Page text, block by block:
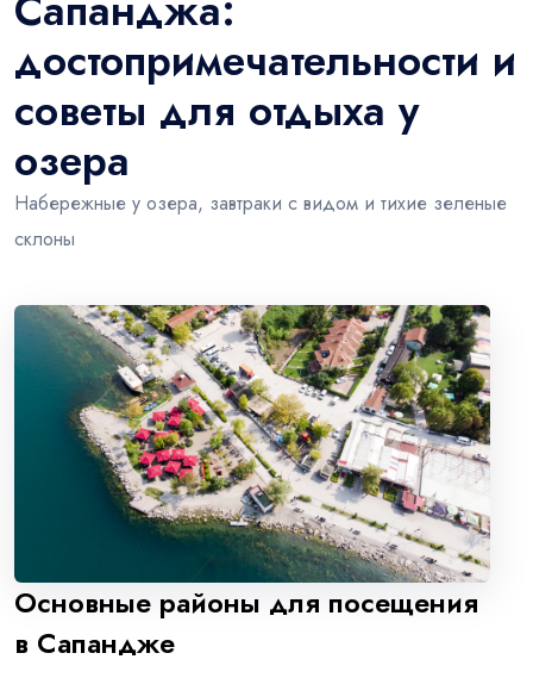
достопримечательности и
советы для отдыха у
озера
Набережные у озера, завтраки с видом и тихие зеленые
склоны
Основные районы для посещения
в Сапандже